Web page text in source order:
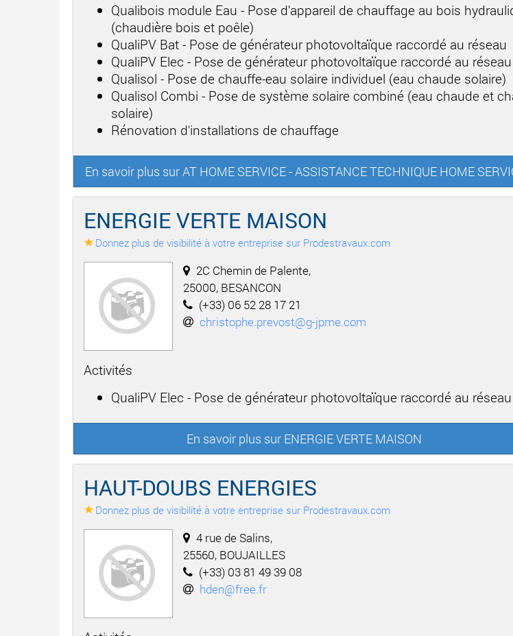
Qualibois module Eau - Pose d'appareil de chauffage au bois
(chaudière bois et poêle)
QualiPV Bat - Pose de générateur photovoltaïque raccordé au réseau
QualiPV Elec - Pose de générateur photovoltaïque raccordé au réseau
Qualisol - Pose de chauffe-eau solaire individuel (eau chaude solaire)
Qualisol Combi - Pose de système solaire combiné (eau chaude et
solaire)
Rénovation d'installations de chauffage
En savoir plus sur AT HOME SERVICE - ASSISTANCE TECHNIQUE HOME
ENERGIE VERTE MAISON
Donnez plus de visibilité à votre entreprise sur Prodestravaux.com
2C Chemin de Palente,
25000, BESANCON
(+33) 06 52 28 17 21
christophe.prevost@g-jpme.com
Activités
QualiPV Elec - Pose de générateur photovoltaïque raccordé au réseau
En savoir plus sur ENERGIE VERTE MAISON
HAUT-DOUBS ENERGIES
Donnez plus de visibilité à votre entreprise sur Prodestravaux.com
4 rue de Salins,
25560, BOUJAILLES
(+33) 03 81 49 39 08
hden@free.fr